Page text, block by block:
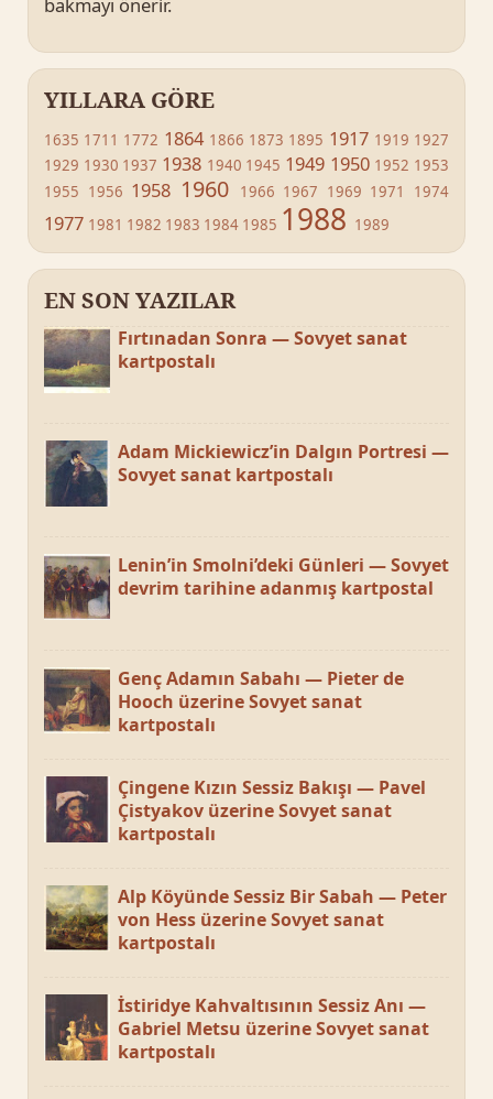
bakmayı önerir.
YILLARA GÖRE
1635 1711 1772 1864 1866 1873 1895 1917 1919 1927
1929 1930 1937 1938 1940 1945 1949 1950 1952 1953
1955 1956 1958 1960 1966 1967 1969 1971 1974
1977 1981 1982 1983 1984 1985 1988 1989
EN SON YAZILAR
Fırtınadan Sonra — Sovyet sanat
kartpostalı
Adam Mickiewicz’in Dalgın Portresi —
Sovyet sanat kartpostalı
Lenin’in Smolni’deki Günleri — Sovyet
devrim tarihine adanmış kartpostal
Genç Adamın Sabahı — Pieter de
Hooch üzerine Sovyet sanat
kartpostalı
Çingene Kızın Sessiz Bakışı — Pavel
Çistyakov üzerine Sovyet sanat
kartpostalı
Alp Köyünde Sessiz Bir Sabah — Peter
von Hess üzerine Sovyet sanat
kartpostalı
İstiridye Kahvaltısının Sessiz Anı —
Gabriel Metsu üzerine Sovyet sanat
kartpostalı